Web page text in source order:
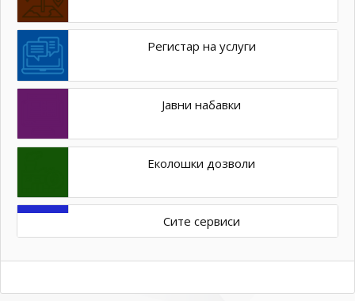
Регистар на услуги
Јавни набавки
Еколошки дозволи
Сите сервиси